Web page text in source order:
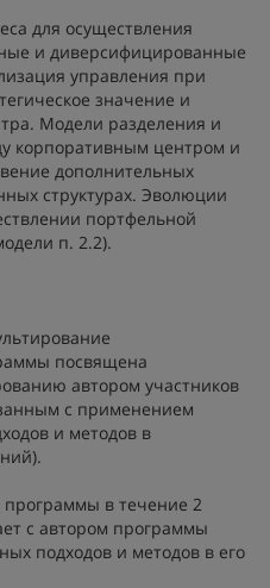
для осуществления
и диверсифицированные
управления при
значение и
Модели разделения и
корпоративным центром и
дополнительных
структурах. Эволюции
портфельной
п. 2.2).
посвящена
автором участников
с применением
и методов в
в течение 2
с автором программы
подходов и методов в его